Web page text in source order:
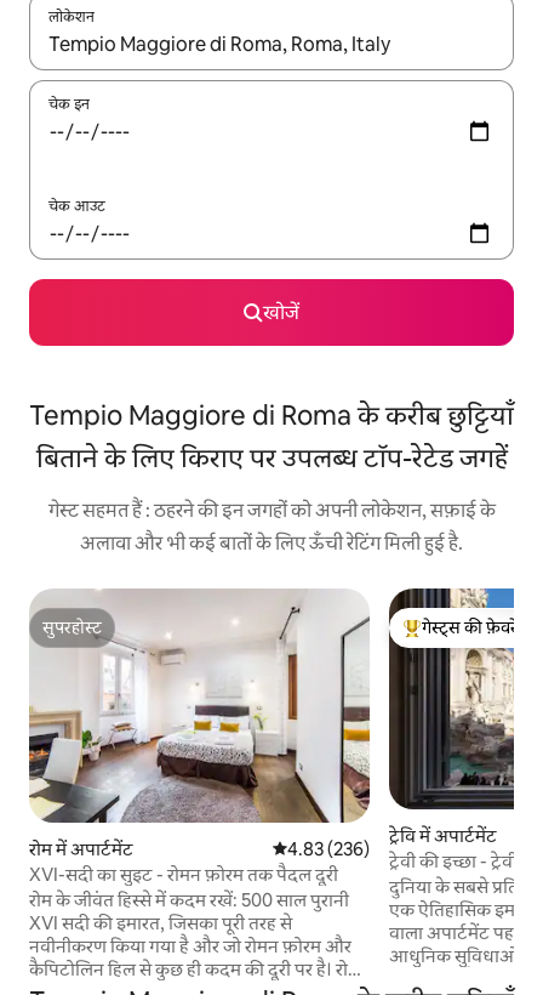
लोकेशन
नतीजों के उपलब्ध होने पर, अप और डाउन 'ऐरो की' का इस्तेमाल करके नेविगेट
चेक इन
चेक आउट
खोजें
Tempio Maggiore di Roma के करीब छुट्टियाँ
बिताने के लिए किराए पर उपलब्ध टॉप-रेटेड जगहें
गेस्ट सहमत हैं : ठहरने की इन जगहों को अपनी लोकेशन, सफ़ाई के
अलावा और भी कई बातों के लिए ऊँची रेटिंग मिली हुई है.
सुपरहोस्ट
सुपरहोस्ट
रोम में अपार्टमेंट औसत रेटिंग 5 में से 4.83, 236 समीक्षाएँ
4.83 (236)
XVI-सदी का सुइट - रोमन फ़ोरम तक पैदल दूरी
रोम के जीवंत हिस्से में कदम रखें: 500 साल पुरानी
XVI सदी की इमारत, जिसका पूरी तरह से
नवीनीकरण किया गया है और जो रोमन फ़ोरम और
कैपिटोलिन हिल से कुछ ही कदम की दूरी पर है। रोम
गेस्ट्स का टॉप फ़ेवरेट
गेस्ट्स की फ़ेवरेट
ट्रेवि में अपार्टमेंट
ट्रेवी की इच्छा - ट्रेवी
दुनिया के सबसे
एक ऐतिहासिक
वाला अपार्टमेंट
आधुनिक सुविधाओं और
दावा करता है, जो